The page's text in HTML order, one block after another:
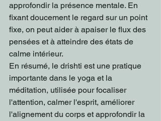
approfondir la présence mentale. En
fixant doucement le regard sur un point
fixe, on peut aider à apaiser le flux des
pensées et à atteindre des états de
calme intérieur.
En résumé, le drishti est une pratique
importante dans le yoga et la
méditation, utilisée pour focaliser
l'attention, calmer l'esprit, améliorer
l'alignement du corps et approfondir la